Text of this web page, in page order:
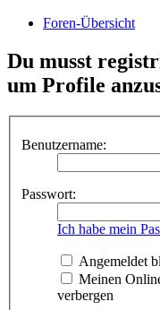
Foren-Übersicht
Du musst
um Profile
Benutzername:
Passwort:
Ich habe mein
Angemeldet
Meinen
verbergen